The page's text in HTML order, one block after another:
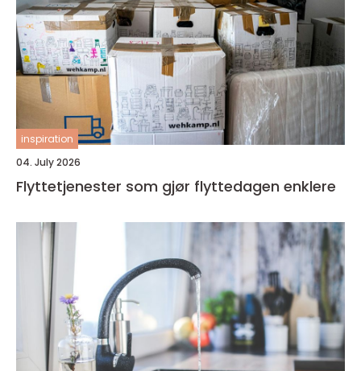
inspiration
04. July 2026
Flyttetjenester som gjør flyttedagen enklere